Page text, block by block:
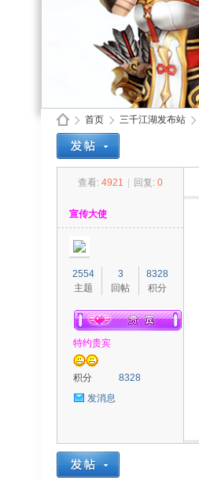
首页
›
三千江湖发布站
查看: 4921 回复: 0
宣传大使
2554
主题
3
回帖
8328
积分
特约贵宾
积分
8328
发消息